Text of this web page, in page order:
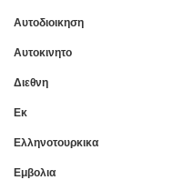
Αυτοδιοικηση
Αυτοκινητο
Διεθνη
Εκ
Ελληνοτουρκικα
Εμβολια